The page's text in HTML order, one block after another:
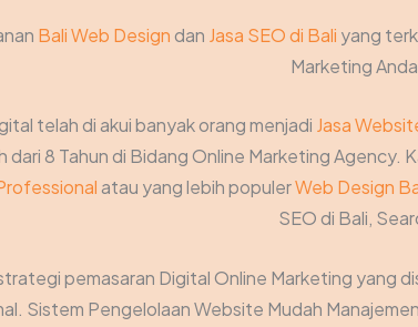
Bali Web Designdan Jasa SEO di Bali yang
Marketing
telah di akui banyak orang menjadi Jasa
dari 8 Tahun di Bidang Online Marketing Agency.
atau yang lebih populerWeb Design
SEO di Bali,
pemasaran Digital Online Marketing yang
Sistem Pengelolaan Website Mudah